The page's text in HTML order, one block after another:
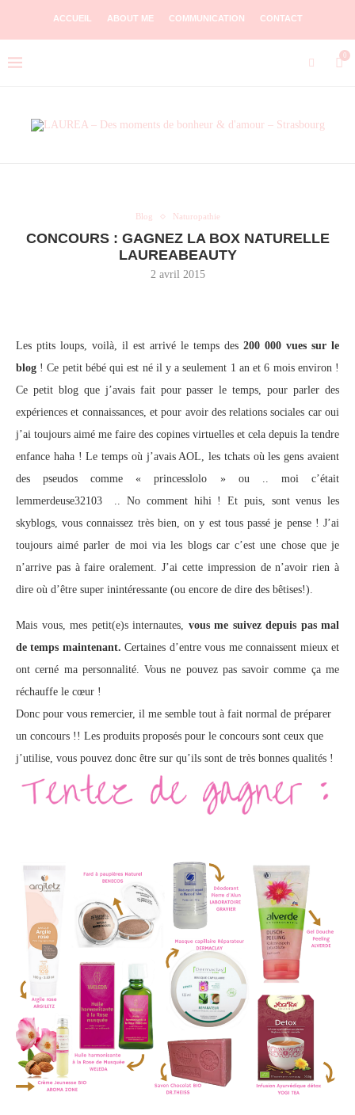
ACCUEIL ABOUT ME COMMUNICATION CONTACT
0
Blog Naturopathie
CONCOURS : GAGNEZ LA BOX NATURELLE
LAUREABEAUTY
2 avril 2015
Les ptits loups, voilà, il est arrivé le temps des 200 000 vues sur le
blog ! Ce petit bébé qui est né il y a seulement 1 an et 6 mois environ !
Ce petit blog que j’avais fait pour passer le temps, pour parler des
expériences et connaissances, et pour avoir des relations sociales car oui
j’ai toujours aimé me faire des copines virtuelles et cela depuis la tendre
enfance haha ! Le temps où j’avais AOL, les tchats où les gens avaient
des pseudos comme « princesslolo » ou .. moi c’était
lemmerdeuse32103 .. No comment hihi ! Et puis, sont venus les
skyblogs, vous connaissez très bien, on y est tous passé je pense ! J’ai
toujours aimé parler de moi via les blogs car c’est une chose que je
n’arrive pas à faire oralement. J’ai cette impression de n’avoir rien à
dire où d’être super inintéressante (ou encore de dire des bêtises!).
Mais vous, mes petit(e)s internautes, vous me suivez depuis pas mal
de temps maintenant. Certaines d’entre vous me connaissent mieux et
ont cerné ma personnalité. Vous ne pouvez pas savoir comme ça me
réchauffe le cœur !
Donc pour vous remercier, il me semble tout à fait normal de préparer
un concours !! Les produits proposés pour le concours sont ceux que
j’utilise, vous pouvez donc être sur qu’ils sont de très bonnes qualités !